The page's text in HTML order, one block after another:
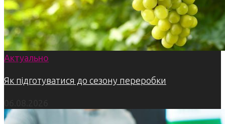
Актуально
Як підготуватися до сезону переробки